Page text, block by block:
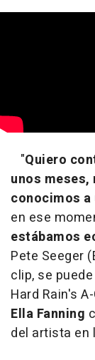
"Quiero
unos meses,
conocimos a
en ese
estábamos
Pete Seeger
clip, se
Hard Rain's
Ella Fanning
del artista en